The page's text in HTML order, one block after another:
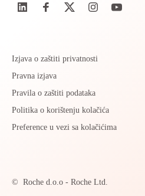
Izjava o zaštiti privatnosti
Pravna izjava
Pravila o zaštiti podataka
Politika o korištenju kolačića
Preference u vezi sa kolačićima
© Roche d.o.o - Roche Ltd.